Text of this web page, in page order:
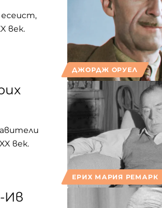
ДЖОРДЖ ОРУЕЛ
век.
ЕРИХ МАРИЯ РЕМАРК
век.
Ив